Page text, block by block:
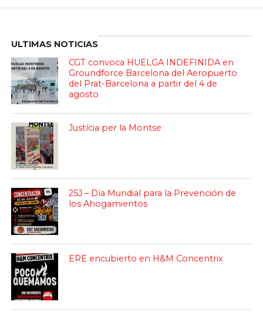
ULTIMAS NOTICIAS
CGT convoca HUELGA INDEFINIDA en
Groundforce Barcelona del Aeropuerto
del Prat-Barcelona a partir del 4 de
agosto
Justícia per la Montse
25J – Día Mundial para la Prevención de
los Ahogamientos
ERE encubierto en H&M Concentrix